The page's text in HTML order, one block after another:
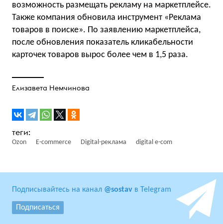
возможность размещать рекламу на маркетплейсе.
Также компания обновила инструмент «Реклама
товаров в поиске». По заявлению маркетплейса,
после обновления показатель кликабельности
карточек товаров вырос более чем в 1,5 раза.
Елизавета Немчинова
Ozon E-commerce Digital-реклама digital e-com
Подписывайтесь на канал @sostav в Telegram
Подписаться